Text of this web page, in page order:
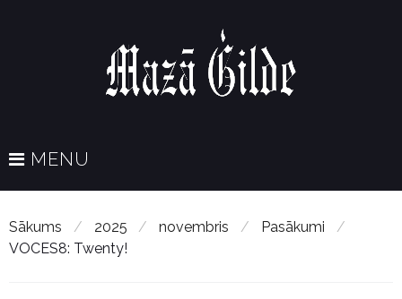
MENU
Sākums / 2025 / novembris / Pasākumi
/
VOCES8: Twenty!